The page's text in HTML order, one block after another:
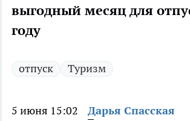
выгодный месяц для
году
отпуск Туризм
5 июня 15:02 Дарья Спасская